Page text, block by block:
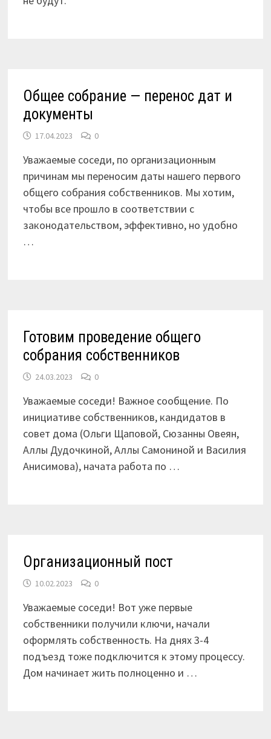
Общее собрание — перенос дат и
документы
17.04.2023 0
Уважаемые соседи, по организационным
причинам мы переносим даты нашего первого
общего собрания собственников. Мы хотим,
чтобы все прошло в соответствии с
законодательством, эффективно, но удобно
…
Готовим проведение общего
собрания собственников
24.03.2023 0
Уважаемые соседи! Важное сообщение. По
инициативе собственников, кандидатов в
совет дома (Ольги Щаповой, Сюзанны Овеян,
Аллы Дудочкиной, Аллы Самониной и Василия
Анисимова), начата работа по …
Организационный пост
10.02.2023 0
Уважаемые соседи! Вот уже первые
собственники получили ключи, начали
оформлять собственность. На днях 3-4
подъезд тоже подключится к этому процессу.
Дом начинает жить полноценно и …